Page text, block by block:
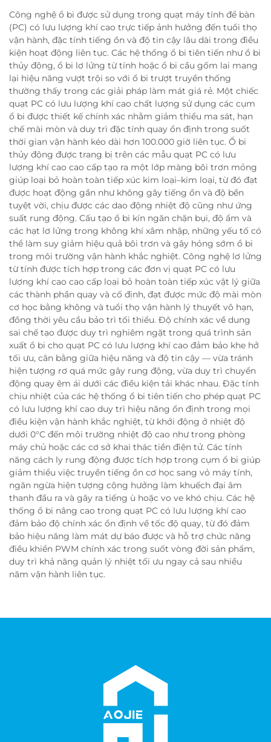
Công nghệ ổ bi được sử dụng trong quạt máy tính để bàn
(PC) có lưu lượng khí cao trực tiếp ảnh hưởng đến tuổi thọ
vận hành, đặc tính tiếng ồn và độ tin cậy lâu dài trong điều
kiện hoạt động liên tục. Các hệ thống ổ bi tiên tiến như ổ bi
thủy động, ổ bi lơ lửng từ tính hoặc ổ bi cầu gốm lai mang
lại hiệu năng vượt trội so với ổ bi trượt truyền thống
thường thấy trong các giải pháp làm mát giá rẻ. Một chiếc
quạt PC có lưu lượng khí cao chất lượng sử dụng các cụm
ổ bi được thiết kế chính xác nhằm giảm thiểu ma sát, hạn
chế mài mòn và duy trì đặc tính quay ổn định trong suốt
thời gian vận hành kéo dài hơn 100.000 giờ liên tục. Ổ bi
thủy động được trang bị trên các mẫu quạt PC có lưu
lượng khí cao cao cấp tạo ra một lớp màng bôi trơn mỏng
giúp loại bỏ hoàn toàn tiếp xúc kim loại–kim loại, từ đó đạt
được hoạt động gần như không gây tiếng ồn và độ bền
tuyệt vời, chịu được các dao động nhiệt độ cũng như ứng
suất rung động. Cấu tạo ổ bi kín ngăn chặn bụi, độ ẩm và
các hạt lơ lửng trong không khí xâm nhập, những yếu tố có
thể làm suy giảm hiệu quả bôi trơn và gây hỏng sớm ổ bi
trong môi trường vận hành khắc nghiệt. Công nghệ lơ lửng
từ tính được tích hợp trong các đơn vị quạt PC có lưu
lượng khí cao cao cấp loại bỏ hoàn toàn tiếp xúc vật lý giữa
các thành phần quay và cố định, đạt được mức độ mài mòn
cơ học bằng không và tuổi thọ vận hành lý thuyết vô hạn,
đồng thời yêu cầu bảo trì tối thiểu. Độ chính xác về dung
sai chế tạo được duy trì nghiêm ngặt trong quá trình sản
xuất ổ bi cho quạt PC có lưu lượng khí cao đảm bảo khe hở
tối ưu, cân bằng giữa hiệu năng và độ tin cậy — vừa tránh
hiện tượng rơ quá mức gây rung động, vừa duy trì chuyển
động quay êm ái dưới các điều kiện tải khác nhau. Đặc tính
chịu nhiệt của các hệ thống ổ bi tiên tiến cho phép quạt PC
có lưu lượng khí cao duy trì hiệu năng ổn định trong mọi
điều kiện vận hành khắc nghiệt, từ khởi động ở nhiệt độ
dưới 0°C đến môi trường nhiệt độ cao như trong phòng
máy chủ hoặc các cơ sở khai thác tiền điện tử. Các tính
năng cách ly rung động được tích hợp trong cụm ổ bi giúp
giảm thiểu việc truyền tiếng ồn cơ học sang vỏ máy tính,
ngăn ngừa hiện tượng cộng hưởng làm khuếch đại âm
thanh đầu ra và gây ra tiếng ù hoặc vo ve khó chịu. Các hệ
thống ổ bi nâng cao trong quạt PC có lưu lượng khí cao
đảm bảo độ chính xác ổn định về tốc độ quay, từ đó đảm
bảo hiệu năng làm mát dự báo được và hỗ trợ chức năng
điều khiển PWM chính xác trong suốt vòng đời sản phẩm,
duy trì khả năng quản lý nhiệt tối ưu ngay cả sau nhiều
năm vận hành liên tục.